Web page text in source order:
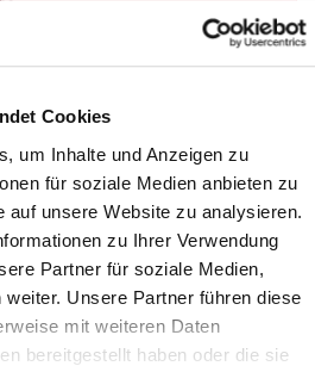
Cookies
um Inhalte und Anzeigen zu
für soziale Medien anbieten zu
auf unsere Website zu analysieren.
zu Ihrer Verwendung
Partner für soziale Medien,
weiter. Unsere Partner führen diese
mit weiteren Daten
bereitgestellt haben oder die sie
3b • CH-6221
67 • E-